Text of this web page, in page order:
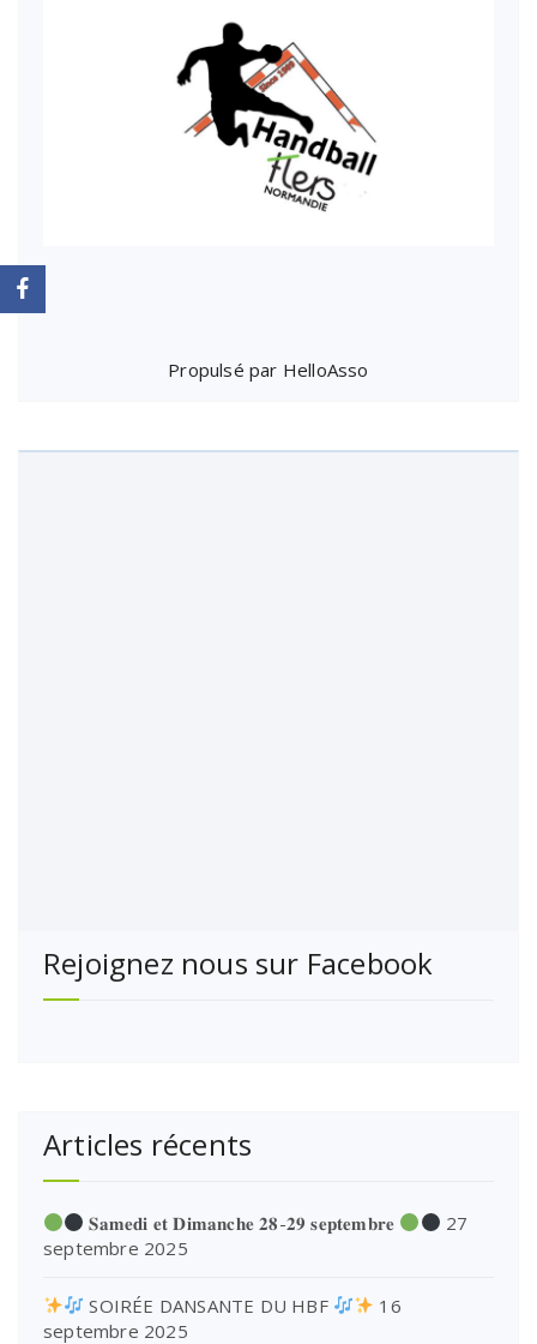
Propulsé par HelloAsso
Rejoignez nous sur Facebook
Articles récents
𝐒𝐚𝐦𝐞𝐝𝐢 𝐞𝐭 𝐃𝐢𝐦𝐚𝐧𝐜𝐡𝐞 𝟐𝟖-𝟐𝟗 𝐬𝐞𝐩𝐭𝐞𝐦𝐛𝐫𝐞
27
septembre 2025
SOIRÉE DANSANTE DU HBF
16
septembre 2025